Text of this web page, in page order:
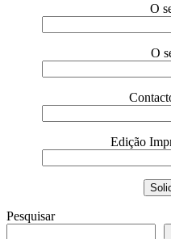
O
O
Edição
Pesquisar